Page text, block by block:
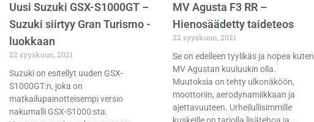
Uusi Suzuki GSX-S1000GT –
Suzuki siirtyy Gran Turismo -
luokkaan
22 syyskuun, 2021
Suzuki on esitellyt uuden GSX-
S1000GT:n, joka on
matkailupainotteisempi versio
nakumalli GSX-S1000:sta.
MV Agusta F3 RR –
Hienosäädetty taideteos
22 syyskuun, 2021
Se on edelleen tyylikäs ja nopea kuten
MV Agustan kuuluukin olla.
Muutoksia on tehty ulkonäköön,
moottoriin, aerodynamiikkaan ja
ajettavuuteen. Urheilullisimmille